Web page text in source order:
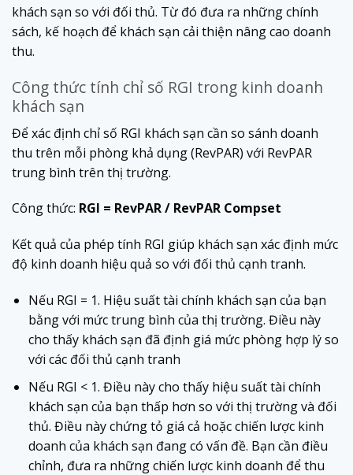
khách sạn so với đối thủ. Từ đó đưa ra những chính
sách, kế hoạch để khách sạn cải thiện nâng cao doanh
thu.
Công thức tính chỉ số RGI trong kinh doanh
khách sạn
Để xác định chỉ số RGI khách sạn cần so sánh doanh
thu trên mỗi phòng khả dụng (RevPAR) với RevPAR
trung bình trên thị trường.
Công thức: RGI = RevPAR / RevPAR Compset
Kết quả của phép tính RGI giúp khách sạn xác định mức
độ kinh doanh hiệu quả so với đối thủ cạnh tranh.
Nếu RGI = 1. Hiệu suất tài chính khách sạn của bạn
bằng với mức trung bình của thị trường. Điều này
cho thấy khách sạn đã định giá mức phòng hợp lý so
với các đối thủ cạnh tranh
Nếu RGI < 1. Điều này cho thấy hiệu suất tài chính
khách sạn của bạn thấp hơn so với thị trường và đối
thủ. Điều này chứng tỏ giá cả hoặc chiến lược kinh
doanh của khách sạn đang có vấn đề. Bạn cần điều
chỉnh, đưa ra những chiến lược kinh doanh để thu